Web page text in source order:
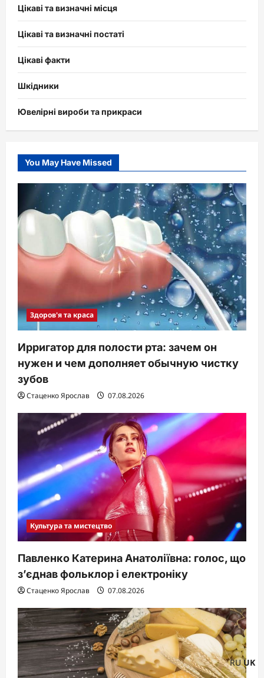
Цікаві та визначні місця
Цікаві та визначні постаті
Цікаві факти
Шкідники
Ювелірні вироби та прикраси
You May Have Missed
Здоров'я та краса
Ирригатор для полости рта: зачем он
нужен и чем дополняет обычную чистку
зубов
Стаценко Ярослав 07.08.2026
Культура та мистецтво
Павленко Катерина Анатоліївна: голос, що
з’єднав фольклор і електроніку
Стаценко Ярослав 07.08.2026
RU UK